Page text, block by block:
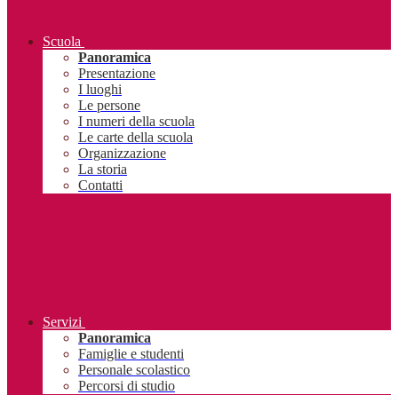
Scuola
Panoramica
Presentazione
I luoghi
Le persone
I numeri della scuola
Le carte della scuola
Organizzazione
La storia
Contatti
Servizi
Panoramica
Famiglie e studenti
Personale scolastico
Percorsi di studio